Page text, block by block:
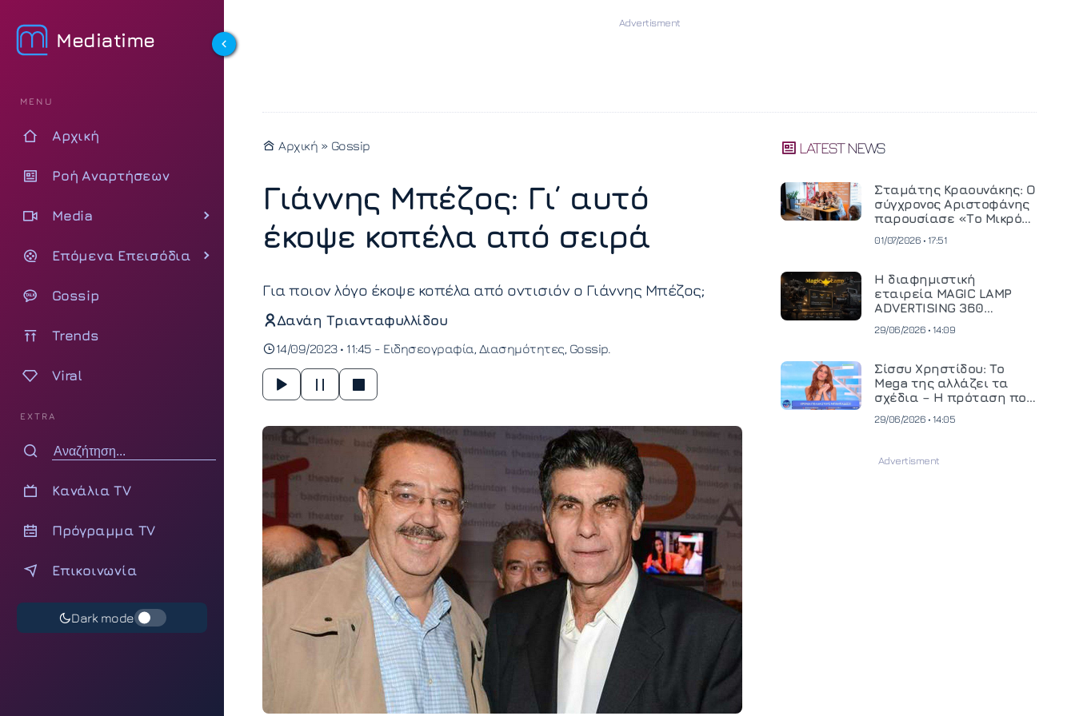
Mediatime
MENU
Αρχική
Ροή Αναρτήσεων
Media
Επόμενα Επεισόδια
Gossip
Trends
Viral
EXTRA
Κανάλια TV
Πρόγραμμα TV
Επικοινωνία
Dark mode
Αρχική » Gossip
Γιάννης Μπέζος: Γι΄ αυτό
έκοψε κοπέλα από σειρά
Για ποιον λόγο έκοψε κοπέλα από οντισιόν ο Γιάννης Μπέζος;
Δανάη Τριανταφυλλίδου
14/09/2023 • 11:45 - Ειδησεογραφία Διασημότητες Gossip
LATEST NEWS
Σταμάτης Κραουνάκης: Ο
σύγχρονος Αριστοφάνης
παρουσίασε «Το Μικρό
01/07/2026 • 17:51
Η διαφημιστική
εταιρεία MAGIC LAMP
ADVERTISING 360
κινηματογραφική
και ανεβάζει τον πήχη
στην παραγωγή
οπτικοακουστικού
περιεχομένου
29/06/2026 • 14:09
Σίσσυ Χρηστίδου: Το
Mega της αλλάζει τα
σχέδια – Η πρόταση που
29/06/2026 • 14:05